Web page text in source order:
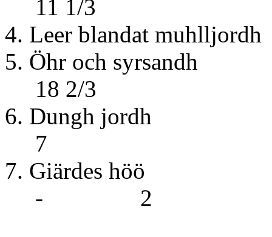
11 1/3
4. Leer
5. Öhr
18 2/3
6.
7
7.
- 2